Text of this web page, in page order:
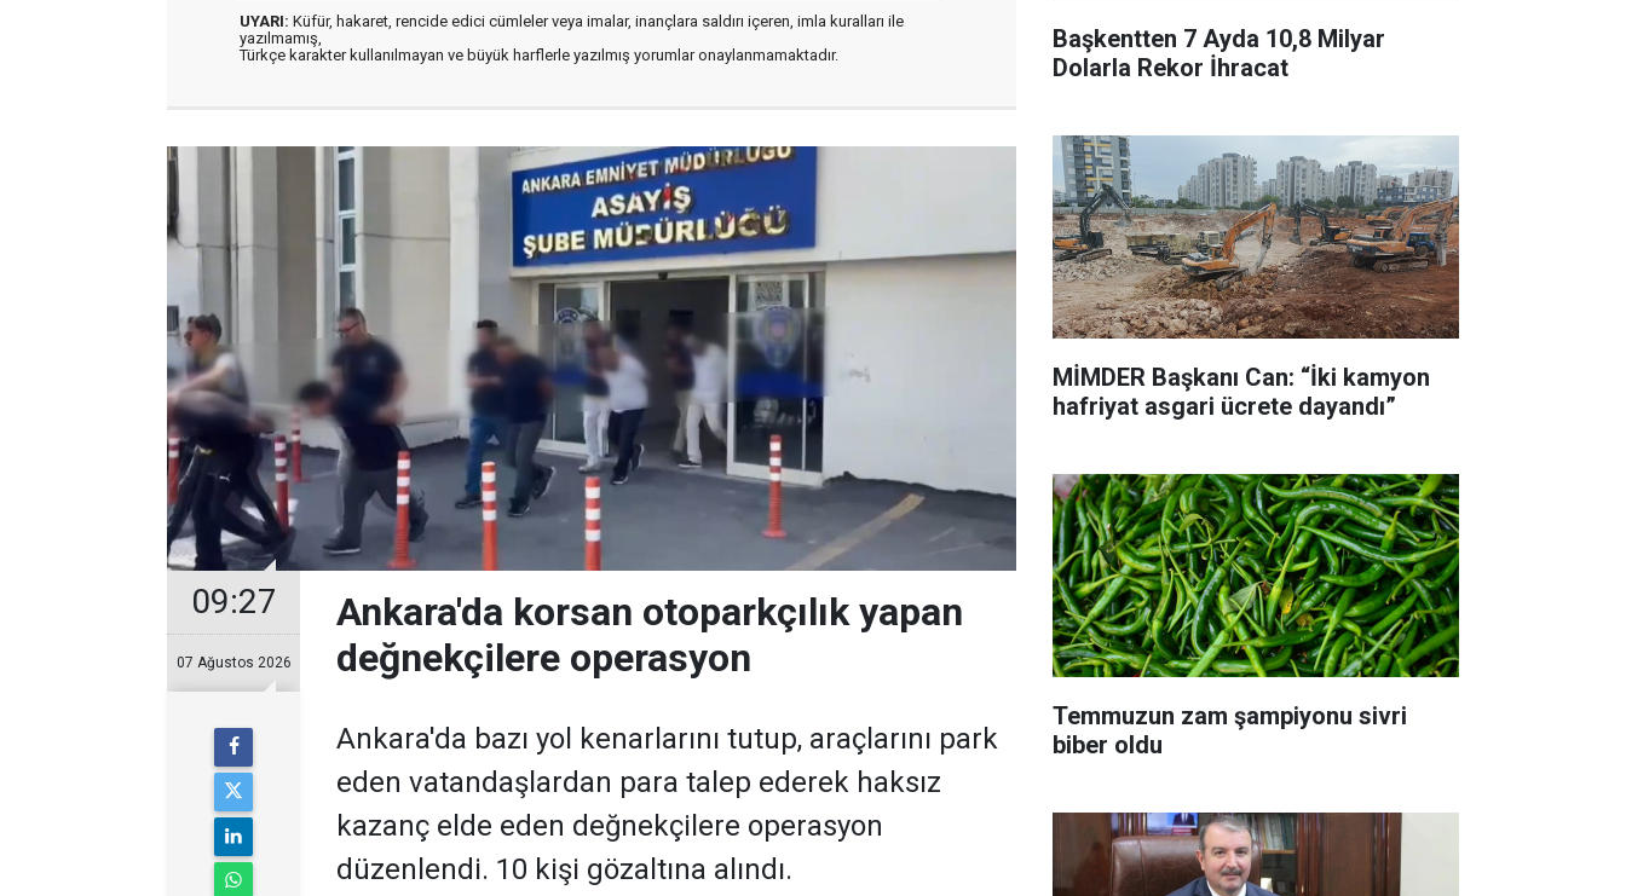
UYARI: Küfür, hakaret, rencide edici cümleler veya imalar, inançlara saldırı içeren, imla kuralları ile
yazılmamış,
Türkçe karakter kullanılmayan ve büyük harflerle yazılmış yorumlar onaylanmamaktadır.
09:27
07 Ağustos 2026
Ankara'da korsan otoparkçılık yapan
değnekçilere operasyon
Ankara'da bazı yol kenarlarını tutup, araçlarını park
eden vatandaşlardan para talep ederek haksız
kazanç elde eden değnekçilere operasyon
düzenlendi. 10 kişi gözaltına alındı.
Başkentten 7 Ayda 10,8 Milyar
Dolarla Rekor İhracat
MİMDER Başkanı Can: “İki kamyon
hafriyat asgari ücrete dayandı”
Temmuzun zam şampiyonu sivri
biber oldu